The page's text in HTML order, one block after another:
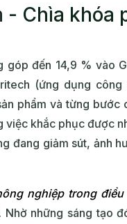
- Chìa khóa
đến 14,9 % vào
(ứng dụng công
phẩm và từng bước
khắc phục được
đang giảm sút, ảnh
nghiệp trong
Nhờ những sáng tạo